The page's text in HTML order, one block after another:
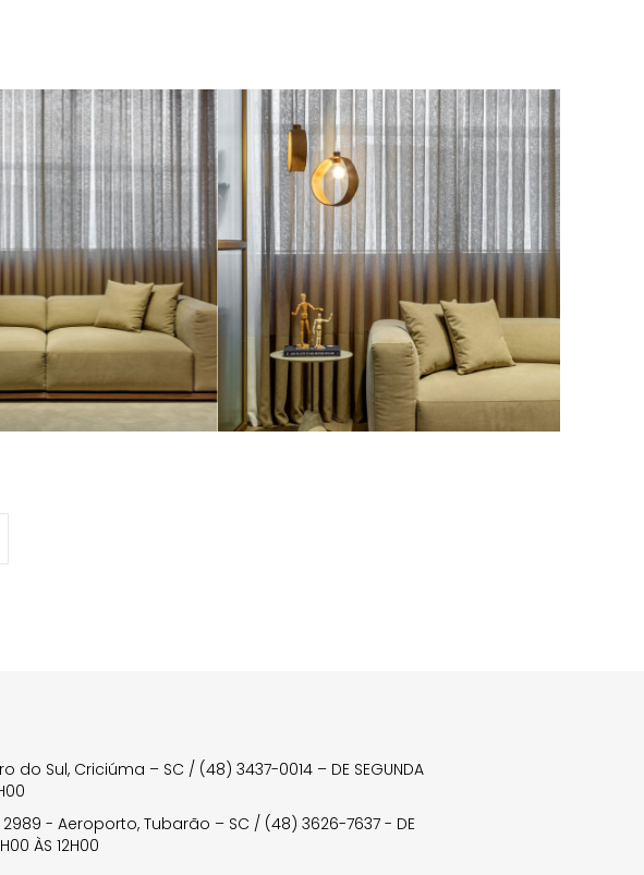
do Sul, Criciúma – SC / (48) 3437-0014 – DE SEGUNDA
- Aeroporto, Tubarão – SC / (48) 3626-7637 - DE
ÀS 12H00